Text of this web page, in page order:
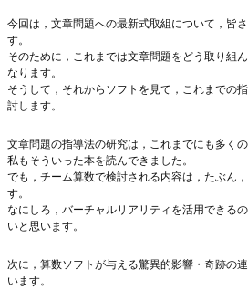
今回は，文章問題への最新式取組について，皆
す。
そのために，これまでは文章問題をどう取り組
なります。
そうして，それからソフトを見て，これまでの
討します。
文章問題の指導法の研究は，これまでにも多く
私もそういった本を読んできました。
でも，チーム算数で検討される内容は，たぶん
す。
なにしろ，バーチャルリアリティを活用できる
いと思います。
次に，算数ソフトが与える驚異的影響・奇跡の
います。